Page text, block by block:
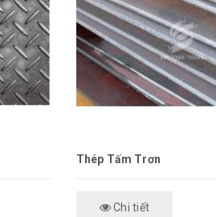
Thép Tấm Trơn
Chi tiết